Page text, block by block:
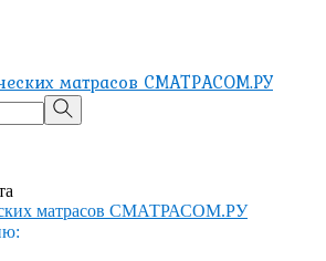
матрасов СМАТРАСОМ.РУ
матрасов СМАТРАСОМ.РУ